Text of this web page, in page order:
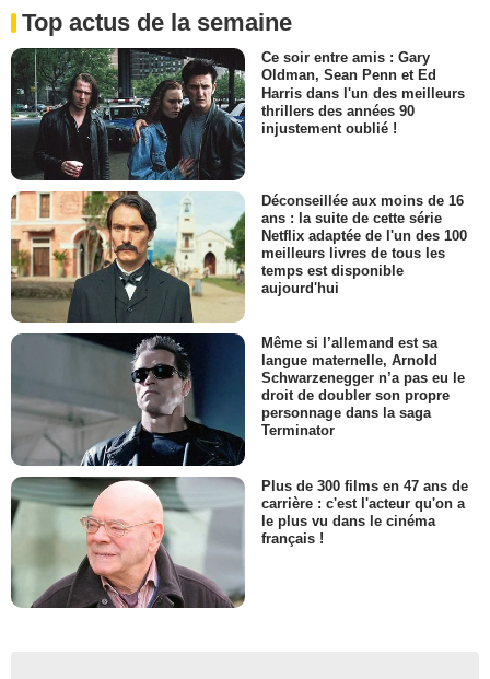
Top actus de la semaine
Ce soir entre amis : Gary
Oldman, Sean Penn et Ed
Harris dans l'un des meilleurs
thrillers des années 90
injustement oublié !
Déconseillée aux moins de 16
ans : la suite de cette série
Netflix adaptée de l'un des 100
meilleurs livres de tous les
temps est disponible
aujourd'hui
Même si l’allemand est sa
langue maternelle, Arnold
Schwarzenegger n’a pas eu le
droit de doubler son propre
personnage dans la saga
Terminator
Plus de 300 films en 47 ans de
carrière : c'est l'acteur qu'on a
le plus vu dans le cinéma
français !